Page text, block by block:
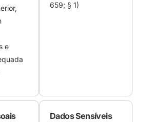
e
659; § 1)
Dados Sensíveis